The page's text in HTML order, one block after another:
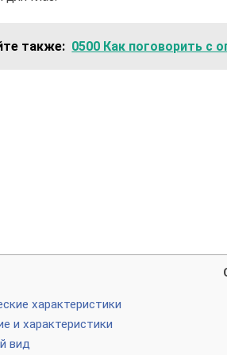
также: 0500 Как поговорить с
характеристики
и характеристики
вид